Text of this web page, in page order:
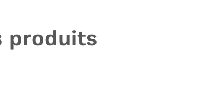
produits